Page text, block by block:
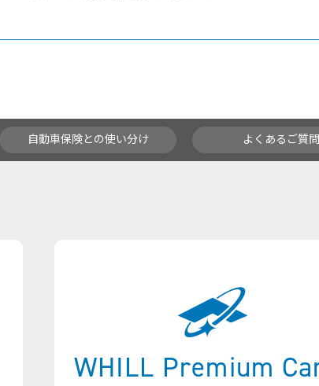
自動車保険との使い分け よくあるご質問
WHILL Premium